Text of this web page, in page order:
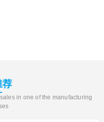
荐
in one of the manufacturing